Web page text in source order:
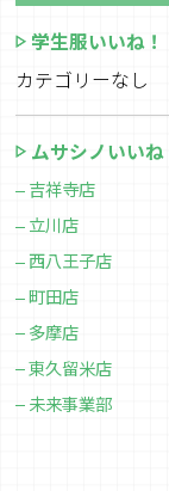
学生服いいね！
カテゴリーなし
ムサシノいいね
吉祥寺店
立川店
西八王子店
町田店
多摩店
東久留米店
未来事業部